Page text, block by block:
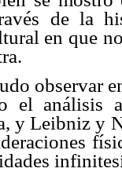
de la
en que
observar
el análisis
y Leibniz y